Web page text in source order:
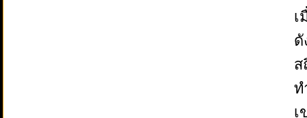
เ
ดั
ท
เ